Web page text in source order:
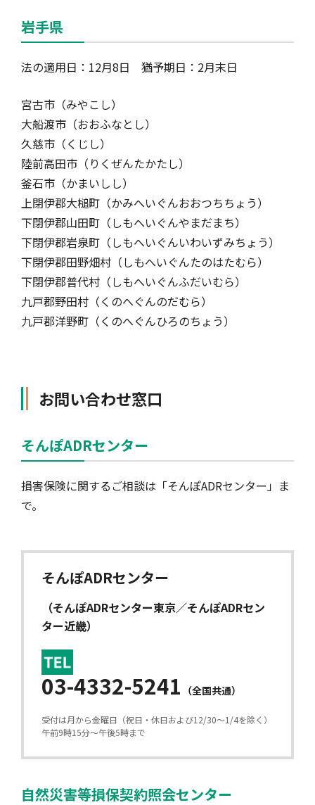
岩手県
法の適用日：12月8日 猶予期日：2月末日
宮古市（みやこし）
大船渡市（おおふなとし）
久慈市（くじし）
陸前高田市（りくぜんたかたし）
釜石市（かまいしし）
上閉伊郡大槌町（かみへいぐんおおつちちょう）
下閉伊郡山田町（しもへいぐんやまだまち）
下閉伊郡岩泉町（しもへいぐんいわいずみちょう）
下閉伊郡田野畑村（しもへいぐんたのはたむら）
下閉伊郡普代村（しもへいぐんふだいむら）
九戸郡野田村（くのへぐんのだむら）
九戸郡洋野町（くのへぐんひろのちょう）
お問い合わせ窓口
そんぽADRセンター
損害保険に関するご相談は「そんぽADRセンター」ま
で。
そんぽADRセンター
（そんぽADRセンター東京／そんぽADRセン
ター近畿）
03-4332-5241 （全国共通）
受付は月から金曜日（祝日・休日および12/30〜1/4を除く）
午前9時15分〜午後5時まで
自然災害等損保契約照会センター